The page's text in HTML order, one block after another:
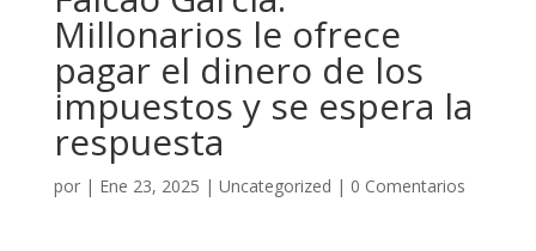
Millonarios le ofrece
pagar el dinero de los
impuestos y se espera la
respuesta
por | Ene 23, 2025 | Uncategorized | 0 Comentarios